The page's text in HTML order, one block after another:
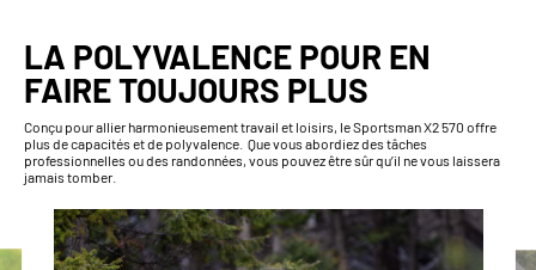
LA POLYVALENCE POUR EN
FAIRE TOUJOURS PLUS
Conçu pour allier harmonieusement travail et loisirs, le Sportsman X2 570 offre
plus de capacités et de polyvalence. Que vous abordiez des tâches
professionnelles ou des randonnées, vous pouvez être sûr qu’il ne vous laissera
jamais tomber.